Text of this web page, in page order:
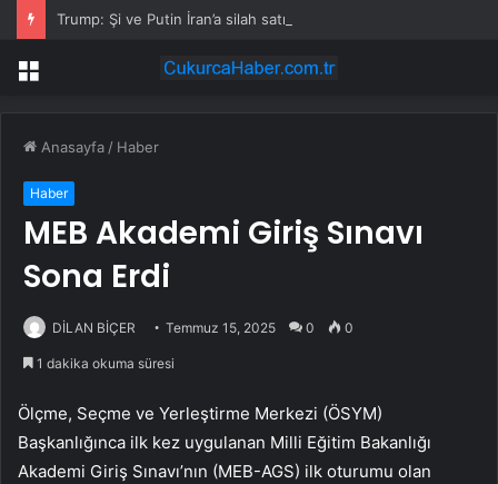
Trump: Şi ve Putin İran’a silah satmayacaklarını söyledi
Menü
Anasayfa / Haber
Haber
MEB Akademi Giriş Sınavı
Sona Erdi
DİLAN BİÇER Temmuz 15, 2025 0 0
1 dakika okuma süresi
Ölçme, Seçme ve Yerleştirme Merkezi (ÖSYM)
Başkanlığınca ilk kez uygulanan Milli Eğitim Bakanlığı
Akademi Giriş Sınavı’nın (MEB-AGS) ilk oturumu olan